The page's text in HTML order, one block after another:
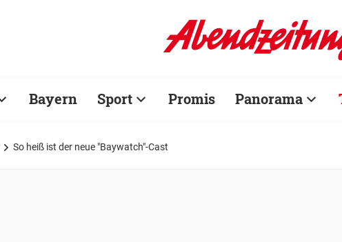
Bayern Sport Promis Panorama
So heiß ist der neue "Baywatch"-Cast